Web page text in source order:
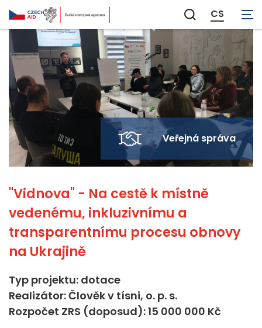
Zobrazit
vyhledávání
CS
Veřejná správa
"Vidnova" - Na cestě k místně
vedenému, inkluzivnímu a
transparentnímu procesu obnovy
na Ukrajině
Typ projektu: dotace
Realizátor: Člověk v tísni, o. p. s.
Rozpočet ZRS (doposud): 15 000 000 Kč